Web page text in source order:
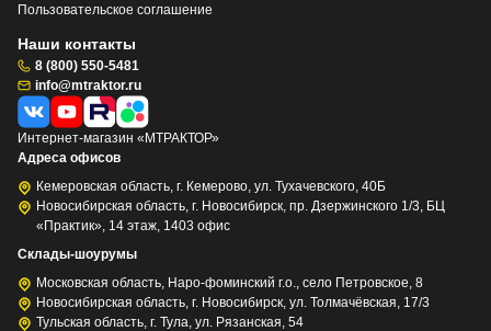
Пользовательское соглашение
Наши контакты
8 (800) 550-5481
info@mtraktor.ru
Интернет-магазин «МТРАКТОР»
Адреса офисов
Кемеровская область, г. Кемерово, ул. Тухачевского, 40Б
Новосибирская область, г. Новосибирск, пр. Дзержинского 1/3, БЦ
«Практик», 14 этаж, 1403 офис
Склады-шоурумы
Московская область, Наро-фоминский г.о., село Петровское, 8
Новосибирская область, г. Новосибирск, ул. Толмачёвская, 17/3
Тульская область, г. Тула, ул. Рязанская, 54